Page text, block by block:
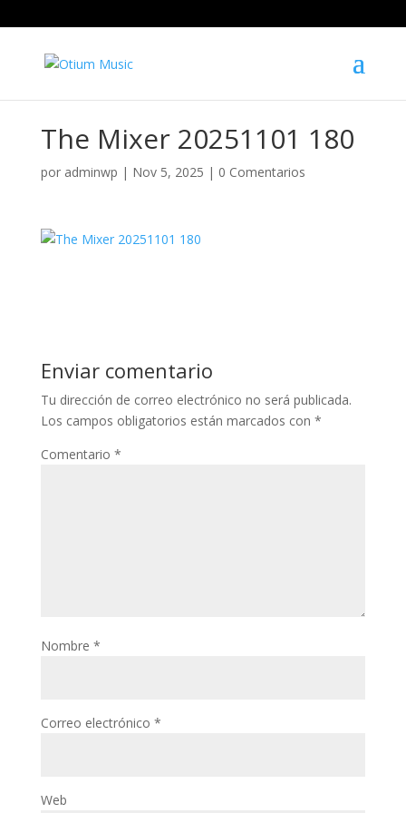
The Mixer 20251101 180
por adminwp | Nov 5, 2025 | 0 Comentarios
Enviar comentario
Tu dirección de correo electrónico no será publicada.
Los campos obligatorios están marcados con *
Comentario *
Nombre *
Correo electrónico *
Web